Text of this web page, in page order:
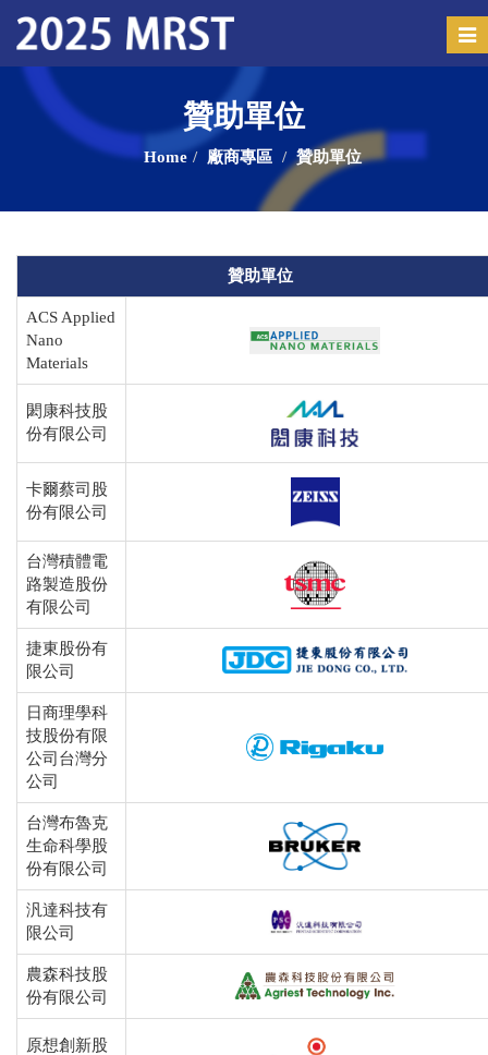
贊助單位
Home 廠商專區 贊助單位
贊助單位
ACS Applied
Nano
Materials
閎康科技股
份有限公司
卡爾蔡司股
份有限公司
台灣積體電
路製造股份
有限公司
捷東股份有
限公司
日商理學科
技股份有限
公司台灣分
公司
台灣布魯克
生命科學股
份有限公司
汎達科技有
限公司
農森科技股
份有限公司
原想創新股